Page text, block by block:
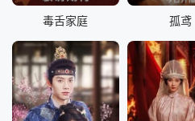
毒舌家庭 孤鸢